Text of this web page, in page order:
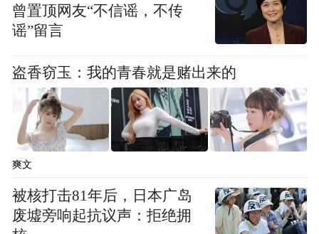
香洲区法院出具的民事判决书显示，2018年8
月，张华在泰禾中央广场购买了一套总价约
165万元的房屋，其中，向银行贷款82万元。
在买房过程中，张华支付了“5万元享额外九
七折”团购费、定金15万元和购房款等，并向
项目公司珠海保税区启航物流有限公司（以
下简称启航物流）缴纳6990元维修基金。合
同约定，房子于2020年12月31日前交付。
曾置顶网友“不信谣，不传
谣”留言
盗香窃玉：我的青春就是赌出来的
爽文
被核打击81年后，日本广岛
废墟旁响起抗议声：拒绝拥